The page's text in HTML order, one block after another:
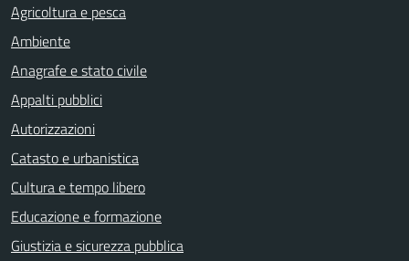
Agricoltura e pesca
Ambiente
Anagrafe e stato civile
Appalti pubblici
Autorizzazioni
Catasto e urbanistica
Cultura e tempo libero
Educazione e formazione
Giustizia e sicurezza pubblica